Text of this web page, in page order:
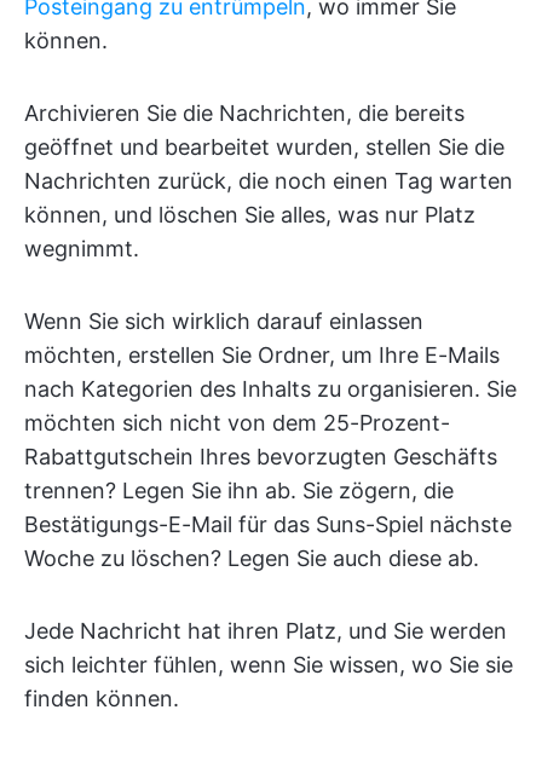
Posteingang zu entrümpeln, wo immer Sie
können.
Archivieren Sie die Nachrichten, die bereits
geöffnet und bearbeitet wurden, stellen Sie die
Nachrichten zurück, die noch einen Tag warten
können, und löschen Sie alles, was nur Platz
wegnimmt.
Wenn Sie sich wirklich darauf einlassen
möchten, erstellen Sie Ordner, um Ihre E-Mails
nach Kategorien des Inhalts zu organisieren. Sie
möchten sich nicht von dem 25-Prozent-
Rabattgutschein Ihres bevorzugten Geschäfts
trennen? Legen Sie ihn ab. Sie zögern, die
Bestätigungs-E-Mail für das Suns-Spiel nächste
Woche zu löschen? Legen Sie auch diese ab.
Jede Nachricht hat ihren Platz, und Sie werden
sich leichter fühlen, wenn Sie wissen, wo Sie sie
finden können.